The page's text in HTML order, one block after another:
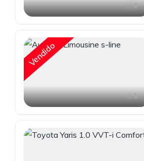
4
Vendido
1